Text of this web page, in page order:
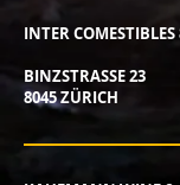
INTER COMESTIBLES
BINZSTRASSE 23
8045 ZÜRICH